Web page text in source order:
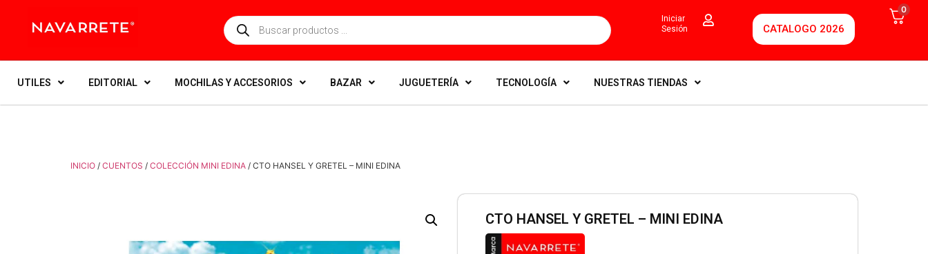
Iniciar
Sesión
CATALOGO 2026
0
UTILES EDITORIAL MOCHILAS Y ACCESORIOS BAZAR JUGUETERÍA TECNOLOGÍA NUESTRAS TIENDAS
INICIO / CUENTOS / COLECCIÓN MINI EDINA / CTO HANSEL Y GRETEL – MINI EDINA
CTO HANSEL Y GRETEL – MINI EDINA